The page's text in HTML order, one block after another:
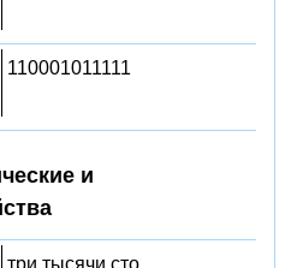
110001011111
и
три тысячи сто